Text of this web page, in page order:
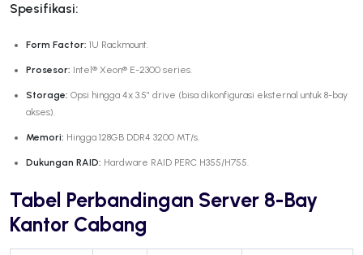
Spesifikasi:
Form Factor: 1U Rackmount.
Prosesor: Intel® Xeon® E-2300 series.
Storage: Opsi hingga 4x 3.5″ drive (bisa dikonfigurasi eksternal untuk 8-bay
akses).
Memori: Hingga 128GB DDR4 3200 MT/s.
Dukungan RAID: Hardware RAID PERC H355/H755.
Tabel Perbandingan Server 8-Bay
Kantor Cabang